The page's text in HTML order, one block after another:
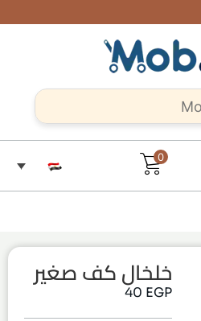
0
خلخال كف صغير
40 EGP